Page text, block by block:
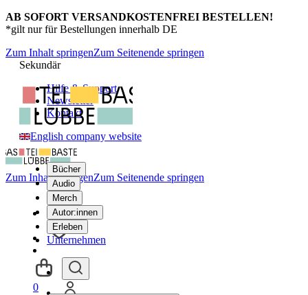
AB SOFORT VERSANDKOSTENFREI BESTELLEN!
*gilt nur für Bestellungen innerhalb DE
Zum Inhalt springenZum Seitenende springen
Sekundär
Hilfe & Support
Newsletter
Kontakt
English company website
Bücher
Audio
Merch
Autor:innen
Erleben
Unternehmen
Zum Inhalt springenZum Seitenende springen
0